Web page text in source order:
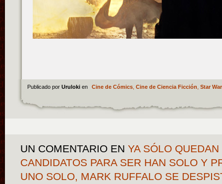
Publicado por Uruloki en Cine de Cómics, Cine de Ciencia Ficción Star
UN COMENTARIO EN YA SÓLO
CANDIDATOS PARA SER HAN SOLO Y
UNO SOLO, MARK RUFFALO SE